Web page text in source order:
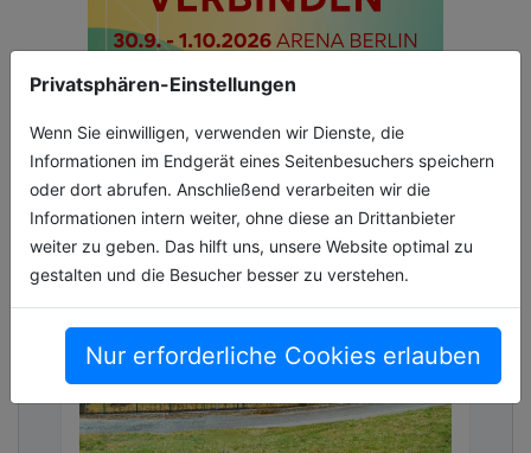
Privatsphären-Einstellungen
Wenn Sie einwilligen, verwenden wir Dienste, die
Informationen im Endgerät eines Seitenbesuchers speichern
oder dort abrufen. Anschließend verarbeiten wir die
Informationen intern weiter, ohne diese an Drittanbieter
weiter zu geben. Das hilft uns, unsere Website optimal zu
gestalten und die Besucher besser zu verstehen.
Nur erforderliche Cookies erlauben